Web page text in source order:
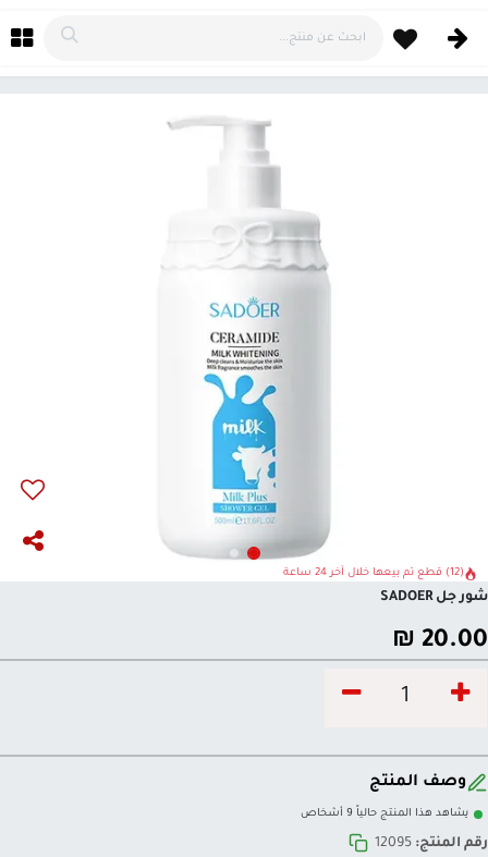
(12) قطع تم بيعها خلال آخر 24 ساعة
شور جل SADOER
20.00
₪
وصف المنتج
يشاهد هذا المنتج حالياً 9 أشخاص
رقم المنتج: 12095